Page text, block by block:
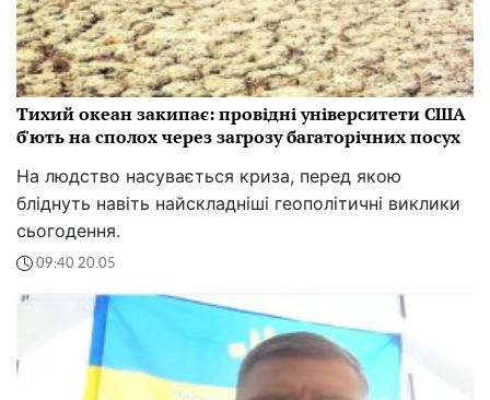
Тихий океан закипає: провідні університети США
б'ють на сполох через загрозу багаторічних посух
На людство насувається криза, перед якою
бліднуть навіть найскладніші геополітичні виклики
сьогодення.
09:40 20.05